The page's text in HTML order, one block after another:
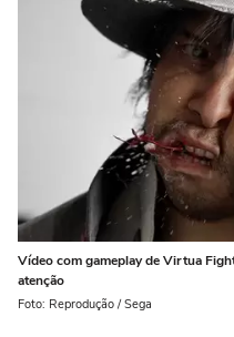
Vídeo com gameplay de Virtua
atenção
Foto: Reprodução / Sega